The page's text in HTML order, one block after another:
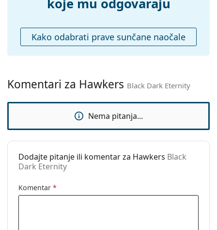
Ostalo
Spol:
Unisex
Kategorija:
Sunčane naočale
Upotreba:
Moda
koje mu odgovaraju
Kako odabrati prave sunčane naočale
Komentari za Hawkers Black Dark Eternity
Nema pitanja...
Dodajte pitanje ili komentar za Hawkers Black
Dark Eternity
Komentar *